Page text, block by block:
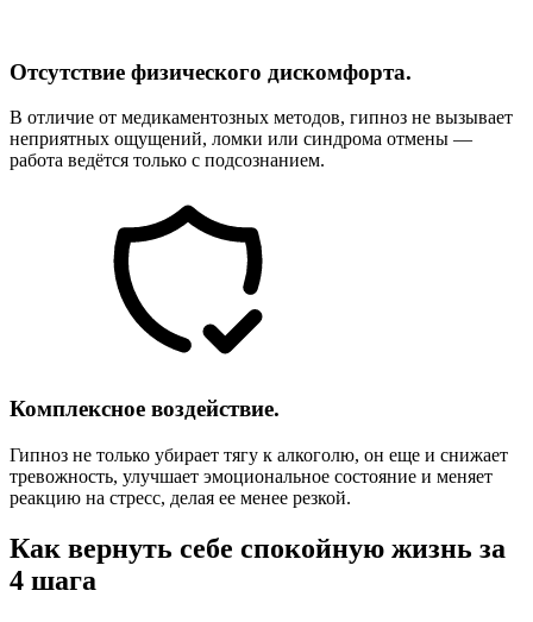
Отсутствие физического дискомфорта.
В отличие от медикаментозных методов, гипноз не вызывает
неприятных ощущений, ломки или синдрома отмены —
работа ведётся только с подсознанием.
Комплексное воздействие.
Гипноз не только убирает тягу к алкоголю, он еще и снижает
тревожность, улучшает эмоциональное состояние и меняет
реакцию на стресс, делая ее менее резкой.
Как вернуть себе спокойную жизнь за
4 шага